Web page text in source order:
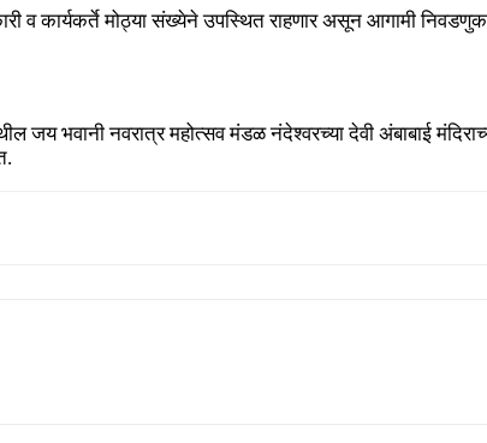
व कार्यकर्ते मोठ्या संख्येने उपस्थित राहणार असून आगामी
जय भवानी नवरात्र महोत्सव मंडळ नंदेश्वरच्या देवी अंबाबाई